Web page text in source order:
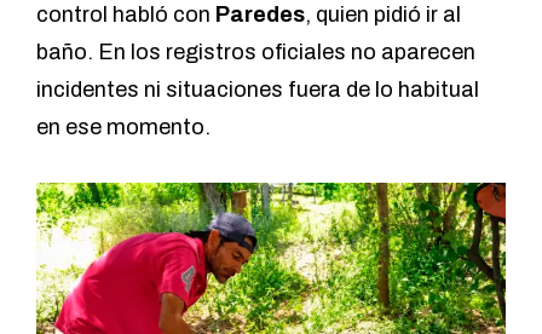
control habló con Paredes, quien pidió ir al
baño. En los registros oficiales no aparecen
incidentes ni situaciones fuera de lo habitual
en ese momento.